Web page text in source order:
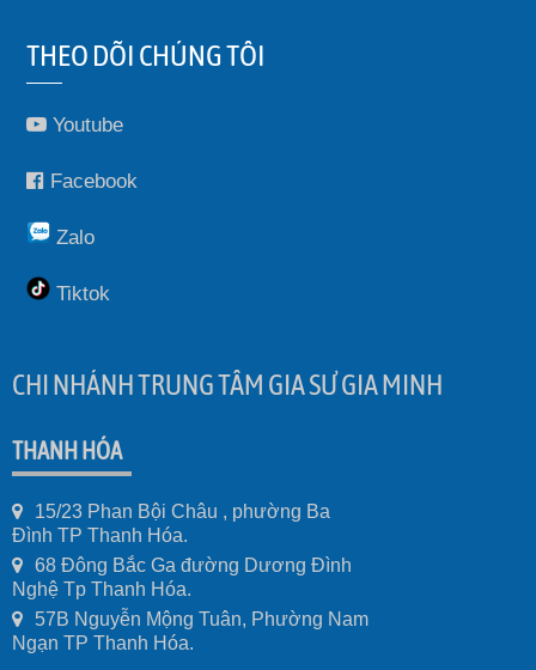
THEO DÕI CHÚNG TÔI
Youtube
Facebook
Zalo
Tiktok
CHI NHÁNH TRUNG TÂM GIA SƯ GIA MINH
THANH HÓA
15/23 Phan Bội Châu , phường Ba
Đình TP Thanh Hóa.
68 Đông Bắc Ga đường Dương Đình
Nghệ Tp Thanh Hóa.
57B Nguyễn Mộng Tuân, Phường Nam
Ngạn TP Thanh Hóa.